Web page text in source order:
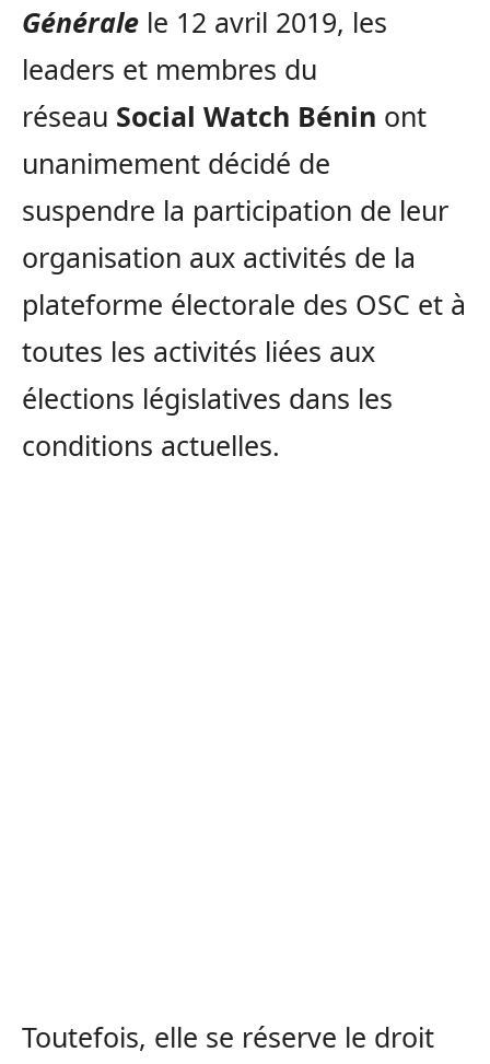
Générale le 12 avril 2019, les
leaders et membres du
réseau Social Watch Bénin ont
unanimement décidé de
suspendre la participation de leur
organisation aux activités de la
plateforme électorale des OSC et à
toutes les activités liées aux
élections législatives dans les
conditions actuelles.
Toutefois, elle se réserve le droit